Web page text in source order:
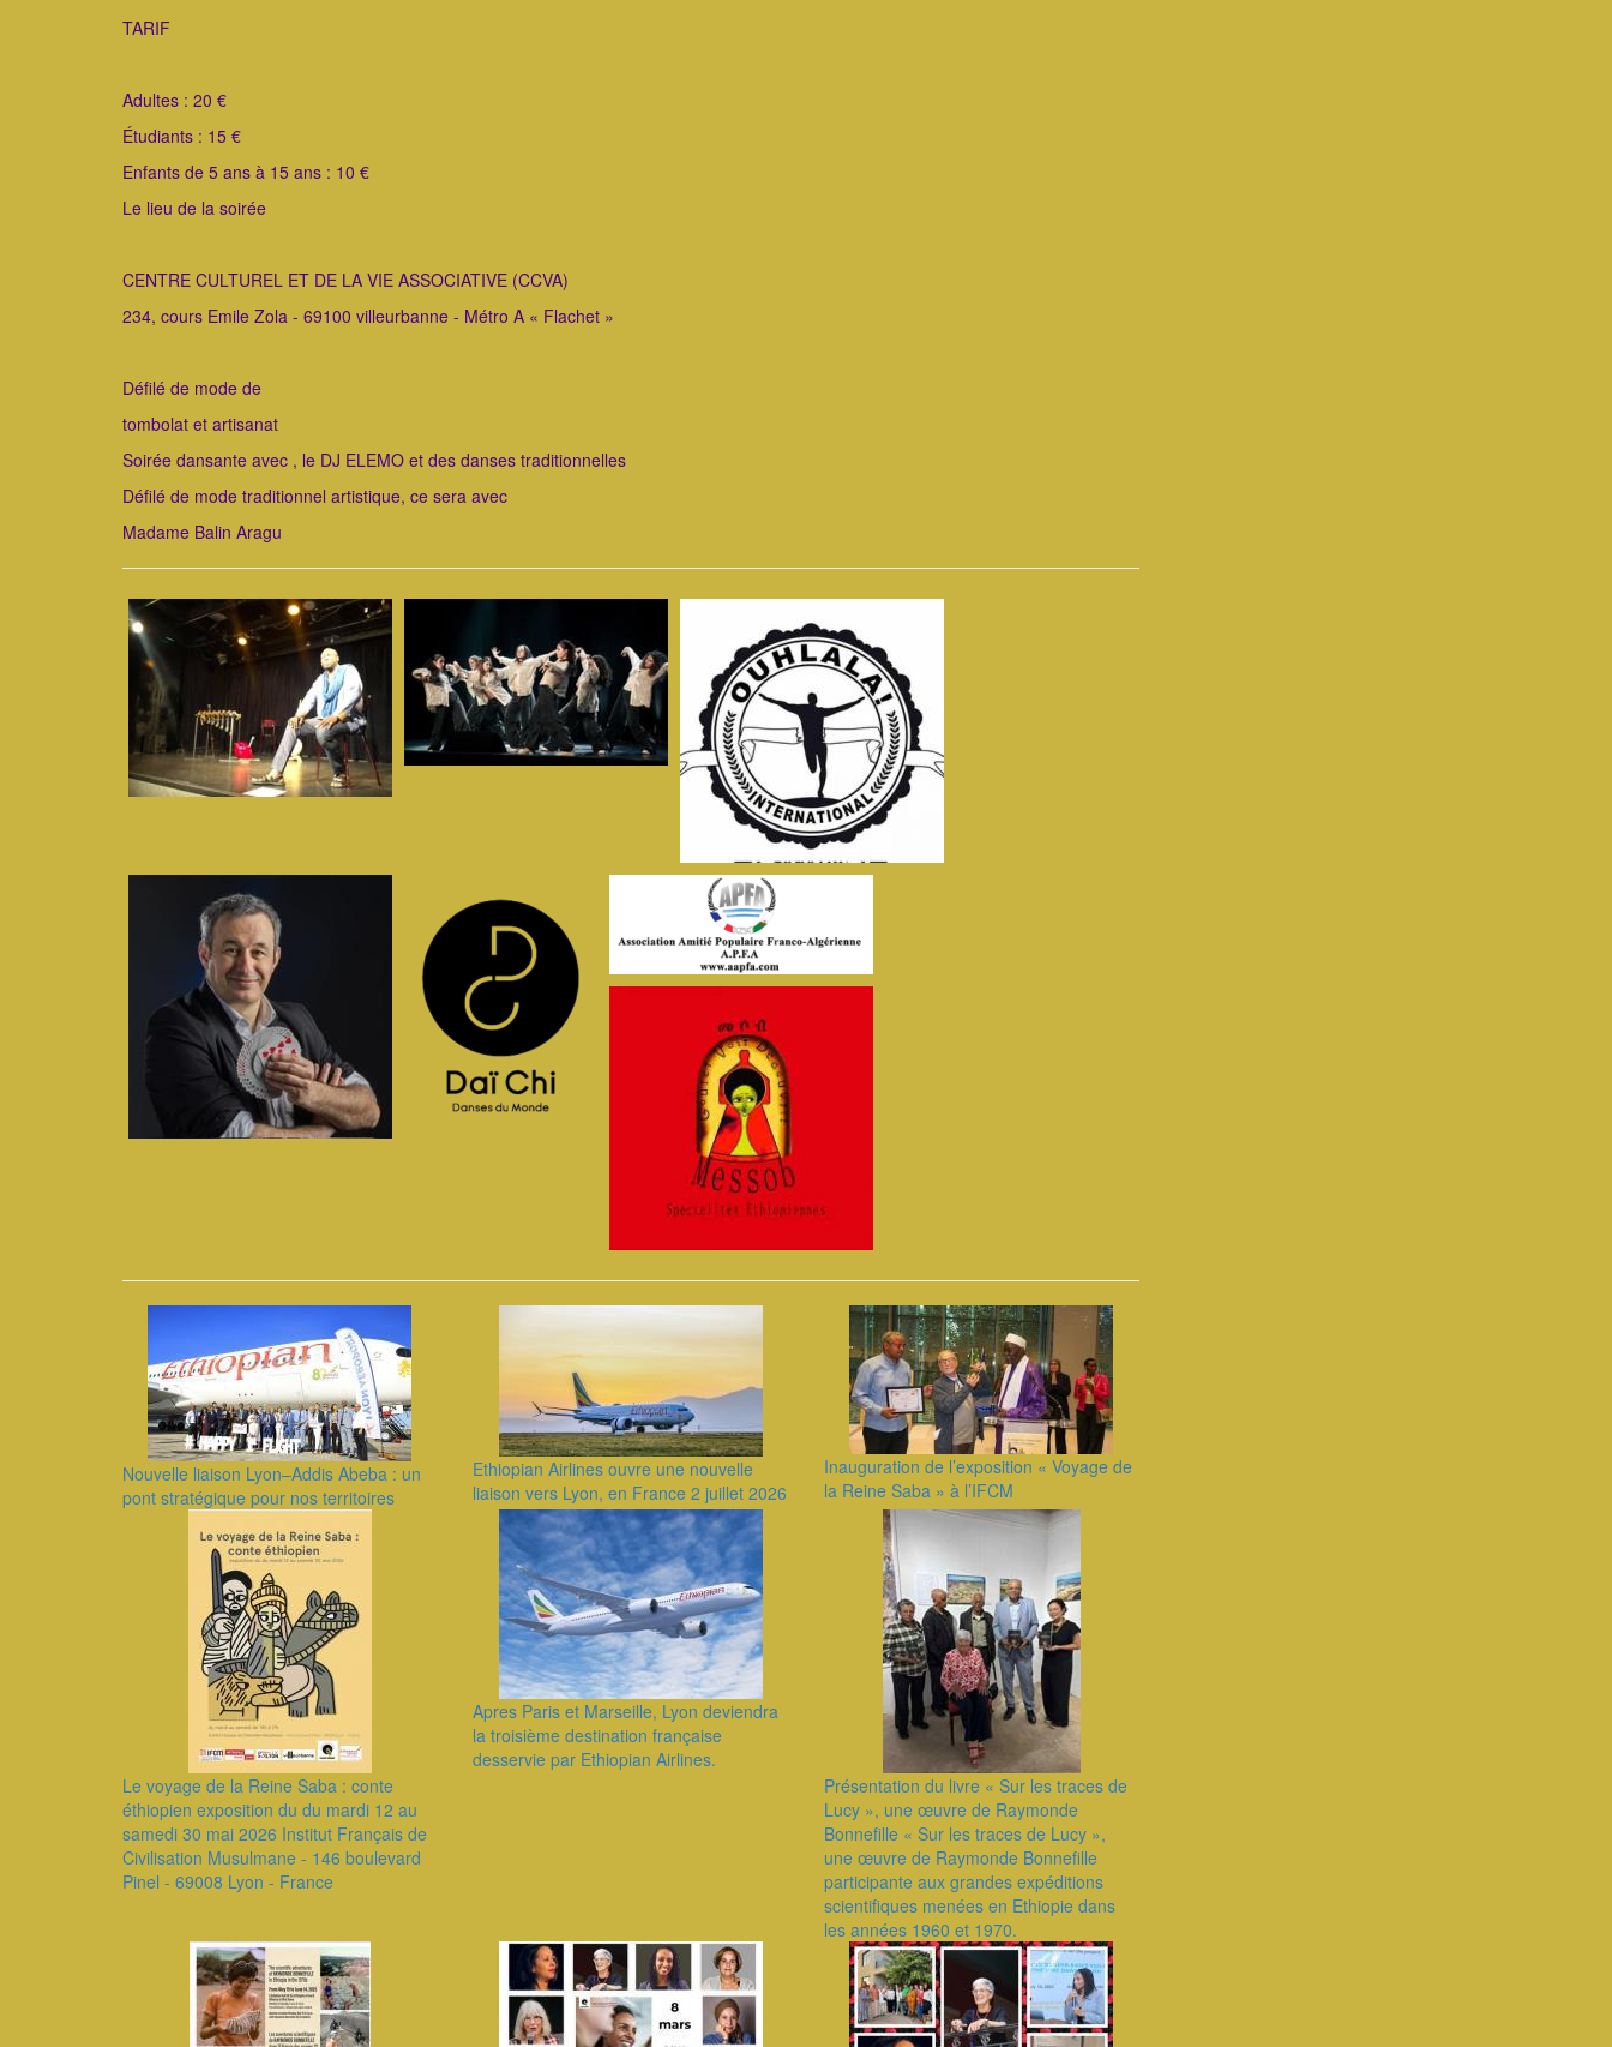
TARIF
Adultes : 20 €
Étudiants : 15 €
Enfants de 5 ans à 15 ans : 10 €
Le lieu de la soirée
CENTRE CULTUREL ET DE LA VIE ASSOCIATIVE (CCVA)
234, cours Emile Zola - 69100 villeurbanne - Métro A « Flachet »
Défilé de mode de
tombolat et artisanat
Soirée dansante avec , le DJ ELEMO et des danses traditionnelles
Défilé de mode traditionnel artistique, ce sera avec
Madame Balin Aragu
Nouvelle liaison Lyon–Addis Abeba : un
pont stratégique pour nos territoires
Ethiopian Airlines ouvre une nouvelle
liaison vers Lyon, en France 2 juillet 2026
Inauguration de l’exposition « Voyage de
la Reine Saba » à l’IFCM
Le voyage de la Reine Saba : conte
éthiopien exposition du du mardi 12 au
samedi 30 mai 2026 Institut Français de
Civilisation Musulmane - 146 boulevard
Pinel - 69008 Lyon - France
Apres Paris et Marseille, Lyon deviendra
la troisième destination française
desservie par Ethiopian Airlines.
Présentation du livre « Sur les traces de
Lucy », une œuvre de Raymonde
Bonnefille ​« Sur les traces de Lucy »,
une œuvre de Raymonde Bonnefille
participante aux grandes expéditions
scientifiques menées en Ethiopie dans
les années 1960 et 1970.